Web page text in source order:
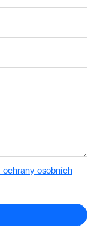
ochrany osobních